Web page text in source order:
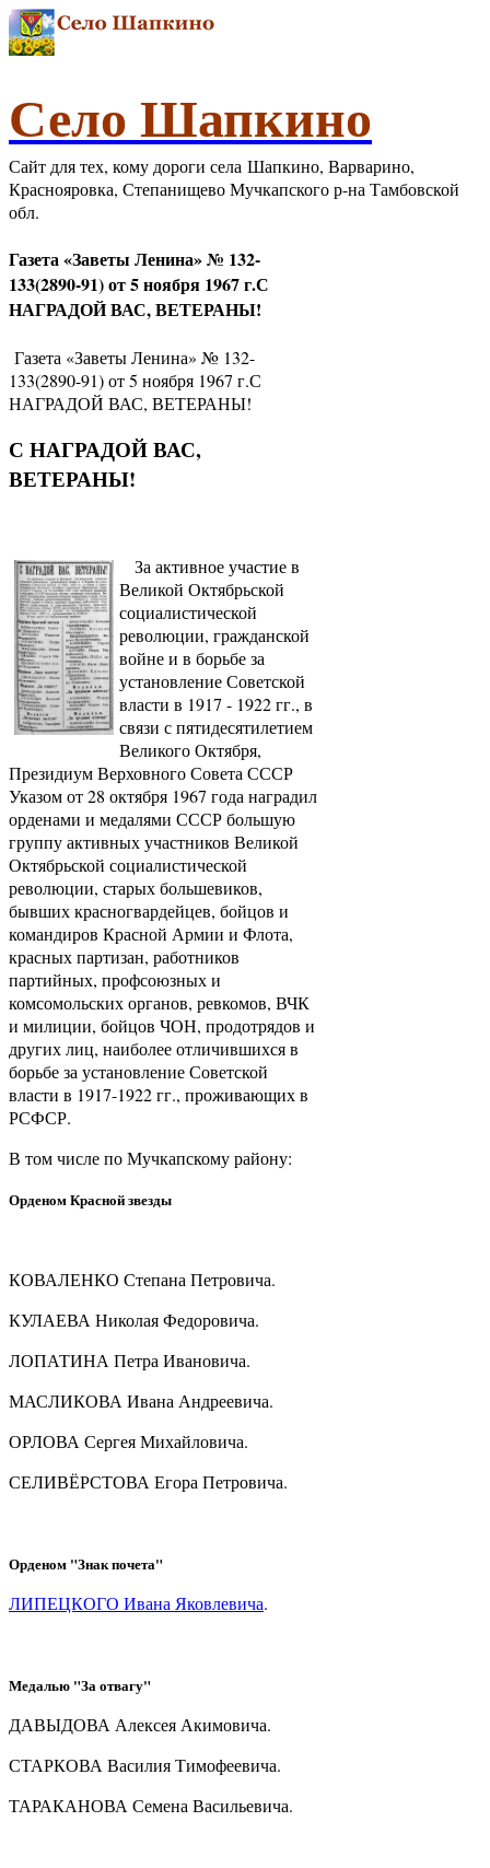
Село Шапкино
Сайт для тех, кому дороги села Шапкино, Варварино,
Краснояровка, Степанищево Мучкапского р-на Тамбовской
обл.
Газета «Заветы Ленина» № 132-
133(2890-91) от 5 ноября 1967 г.С
НАГРАДОЙ ВАС, ВЕТЕРАНЫ!
Газета «Заветы Ленина» № 132-
133(2890-91) от 5 ноября 1967 г.С
НАГРАДОЙ ВАС, ВЕТЕРАНЫ!
С НАГРАДОЙ ВАС,
ВЕТЕРАНЫ!
За активное участие в
Великой Октябрьской
социалистической
революции, гражданской
войне и в борьбе за
установление Советской
власти в 1917 - 1922 гг., в
связи с пятидесятилетием
Великого Октября,
Президиум Верховного Совета СССР
Указом от 28 октября 1967 года наградил
орденами и медалями СССР большую
группу активных участников Великой
Октябрьской социалистической
революции, старых большевиков,
бывших красногвардейцев, бойцов и
командиров Красной Армии и Флота,
красных партизан, работников
партийных, профсоюзных и
комсомольских органов, ревкомов, ВЧК
и милиции, бойцов ЧОН, продотрядов и
других лиц, наиболее отличившихся в
борьбе за установление Советской
власти в 1917-1922 гг., проживающих в
РСФСР.
В том числе по Мучкапскому району:
Орденом Красной звезды
КОВАЛЕНКО Степана Петровича.
КУЛАЕВА Николая Федоровича.
ЛОПАТИНА Петра Ивановича.
МАСЛИКОВА Ивана Андреевича.
ОРЛОВА Сергея Михайловича.
СЕЛИВЁРСТОВА Егора Петровича.
Орденом "Знак почета"
ЛИПЕЦКОГО Ивана Яковлевича.
Медалью "За отвагу"
ДАВЫДОВА Алексея Акимовича.
СТАРКОВА Василия Тимофеевича.
ТАРАКАНОВА Семена Васильевича.